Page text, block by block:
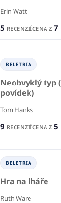
Big
Erin Watt
5 RECENZIÍCENA Z 7
BELETRIA
Neobvyklý typ
povídek)
Tom Hanks
9 RECENZIÍCENA Z 5
BELETRIA
Hra na lháře
Ruth Ware